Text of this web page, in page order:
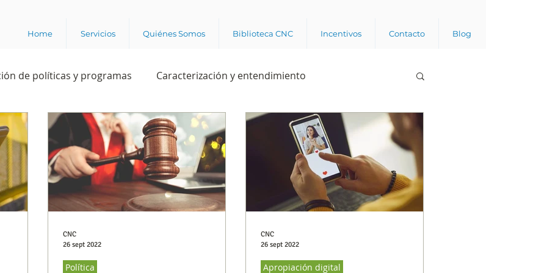
Home Servicios Quiénes Somos Biblioteca CNC Incentivos Contacto Blog
de políticas y programas Caracterización y entendimiento
institucional Ciencia Apropiación digital Business analytics
Rating Política Intención de voto Consultas de opinión pública
Política
CNC
26 sept 2022
Apropiación digital
CNC
26 sept 2022